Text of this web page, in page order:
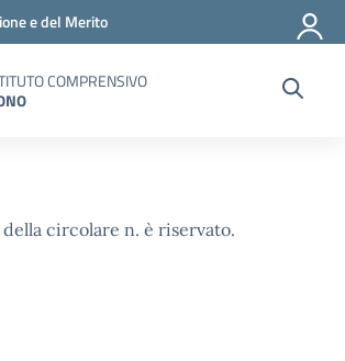
e del Merito
COMPRENSIVO
circolare n. è riservato.